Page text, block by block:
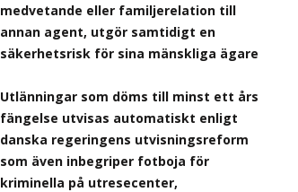
medvetande eller familjerelation till
annan agent, utgör samtidigt en
säkerhetsrisk för sina mänskliga ägare
Utlänningar som döms till minst ett års
fängelse utvisas automatiskt enligt
danska regeringens utvisningsreform
som även inbegriper fotboja för
kriminella på utresecenter,